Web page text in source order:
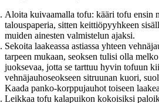
Aloita kuivaamalla tofu: kääri tofu ensin
talouspaperia, sitten keittiöpyyhkeen
muiden ainesten valmistelun ajaksi.
Sekoita laakeassa astiassa yhteen
tarpeen mukaan, seoksen tulisi olla
juoksevaa, jotta se tarttuu hyvin tofuun
vehnäjauhoseokseen sitruunan kuori,
Kaada panko-korppujauhot toiseen
Leikkaa tofu kalapuikon kokoisiksi